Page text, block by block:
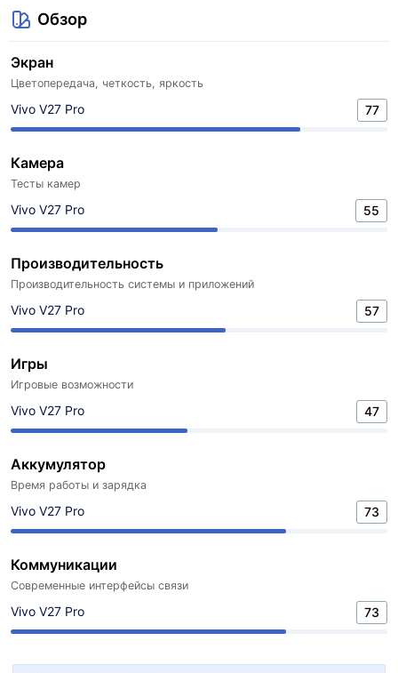
Обзор
Экран
Цветопередача, четкость, яркость
Vivo V27 Pro 77
Камера
Тесты камер
Vivo V27 Pro 55
Производительность
Производительность системы и приложений
Vivo V27 Pro 57
Игры
Игровые возможности
Vivo V27 Pro 47
Аккумулятор
Время работы и зарядка
Vivo V27 Pro 73
Коммуникации
Современные интерфейсы связи
Vivo V27 Pro 73